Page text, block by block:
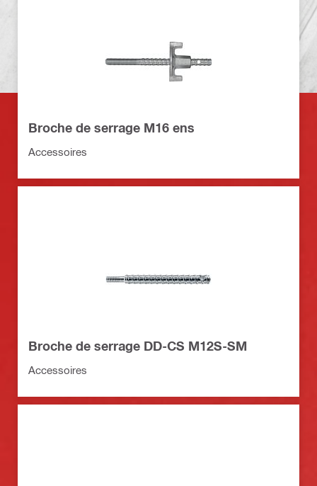
Broche de serrage M16 ens
Accessoires
Broche de serrage DD-CS M12S-SM
Accessoires